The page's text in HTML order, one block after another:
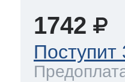
1742
Поступит